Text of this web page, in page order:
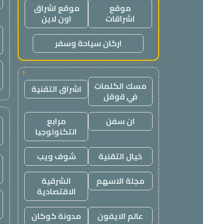
موقع
اشراقات
موقع اشراق
اون لاين
اركان سياحة وسفر
!
مسك الكلمات
في قوقل اشراق التقنية
ان سفن مرابع
التكنولوجيا
خيال التقنية
شوف ويب
مجلة الاسهم
الشرقية
الاقتصادية
عالم الايفون
مدونة كوكان